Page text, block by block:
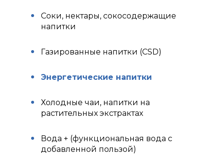
Соки, нектары, сокосодержащие
напитки
Газированные напитки (CSD)
Энергетические напитки
Холодные чаи, напитки на
растительных экстрактах
Вода + (функциональная вода с
добавленной пользой)